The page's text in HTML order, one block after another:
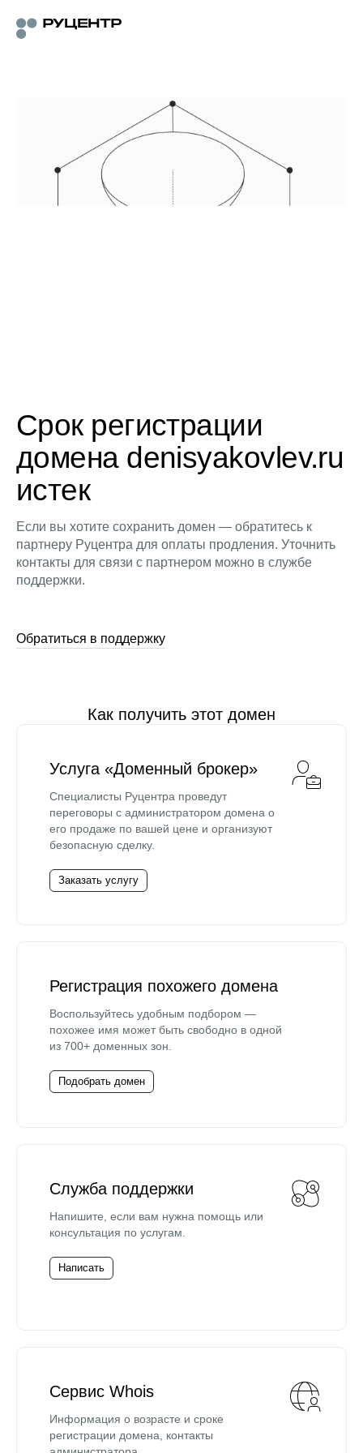
Срок регистрации
домена denisyakovlev.ru
истек
Если вы хотите сохранить домен — обратитесь к
партнеру Руцентра для оплаты продления. Уточнить
контакты для связи с партнером можно в службе
поддержки.
Обратиться в поддержку
Как получить этот домен
Услуга «Доменный брокер»
Специалисты Руцентра проведут
переговоры с администратором домена о
его продаже по вашей цене и организуют
безопасную сделку.
Заказать услугу
Регистрация похожего домена
Воспользуйтесь удобным подбором —
похожее имя может быть свободно в одной
из 700+ доменных зон.
Подобрать домен
Служба поддержки
Напишите, если вам нужна помощь или
консультация по услугам.
Написать
Сервис Whois
Информация о возрасте и сроке
регистрации домена, контакты